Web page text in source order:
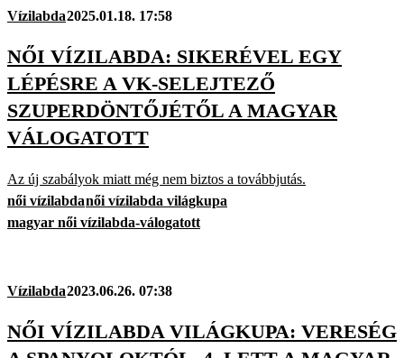
Vízilabda2025.01.18. 17:58
NŐI VÍZILABDA: SIKERÉVEL EGY
LÉPÉSRE A VK-SELEJTEZŐ
SZUPERDÖNTŐJÉTŐL A MAGYAR
VÁLOGATOTT
Az új szabályok miatt még nem biztos a továbbjutás.
női vízilabdanői vízilabda világkupa
magyar női vízilabda-válogatott
Vízilabda2023.06.26. 07:38
NŐI VÍZILABDA VILÁGKUPA: VERESÉG